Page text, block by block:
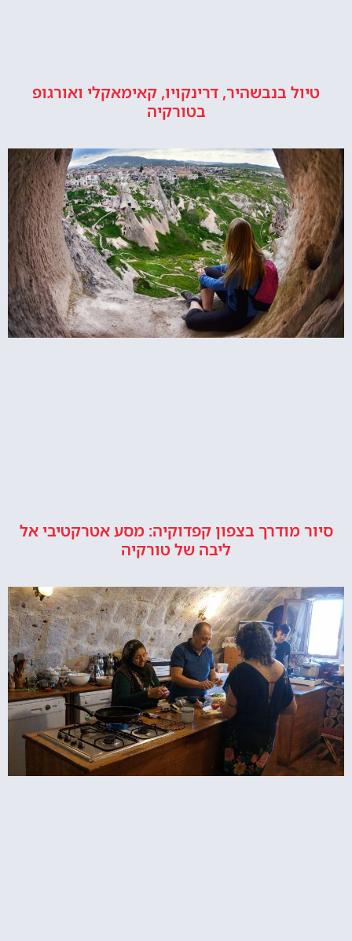
טיול בנבשהיר, דרינקויו, קאימאקלי ואורגופ
בטורקיה
סיור מודרך בצפון קפדוקיה: מסע אטרקטיבי אל
ליבה של טורקיה